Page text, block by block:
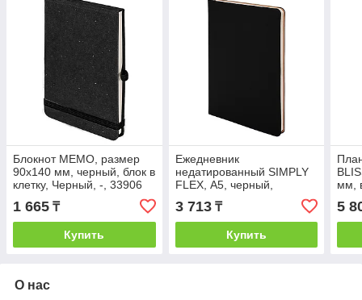
Блокнот MEMO, размер
90х140 мм, черный, блок в
клетку, Черный, -, 33906
1 665 ₸
Купить
Ежедневник
недатированный SIMPLY
FLEX, А5, черный,
кремовый блок, в линейку,
Черный, -, 24738 35
3 713₸
Купить
мм,
5
О нас